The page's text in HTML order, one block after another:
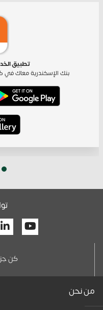
تطبيق
بنك الإسكندرية معاك في
كن
من نحن